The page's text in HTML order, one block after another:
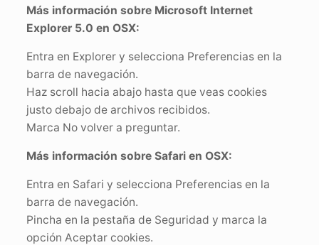
Más información sobre Microsoft Internet
Explorer 5.0 en OSX:
Entra en Explorer y selecciona Preferencias en la
barra de navegación.
Haz scroll hacia abajo hasta que veas cookies
justo debajo de archivos recibidos.
Marca No volver a preguntar.
Más información sobre Safari en OSX:
Entra en Safari y selecciona Preferencias en la
barra de navegación.
Pincha en la pestaña de Seguridad y marca la
opción Aceptar cookies.